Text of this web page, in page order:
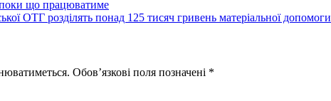
що працюватиме
ОТГ розділять понад 125 тисяч гривень матеріальної допомоги
Обов’язкові поля позначені *